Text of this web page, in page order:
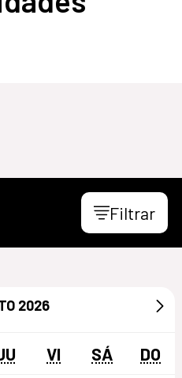
Filtrar
2026
VI SÁ DO